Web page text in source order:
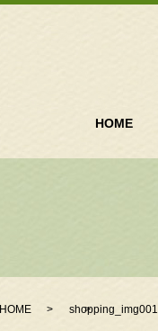
HOME
HOME shopping_img001